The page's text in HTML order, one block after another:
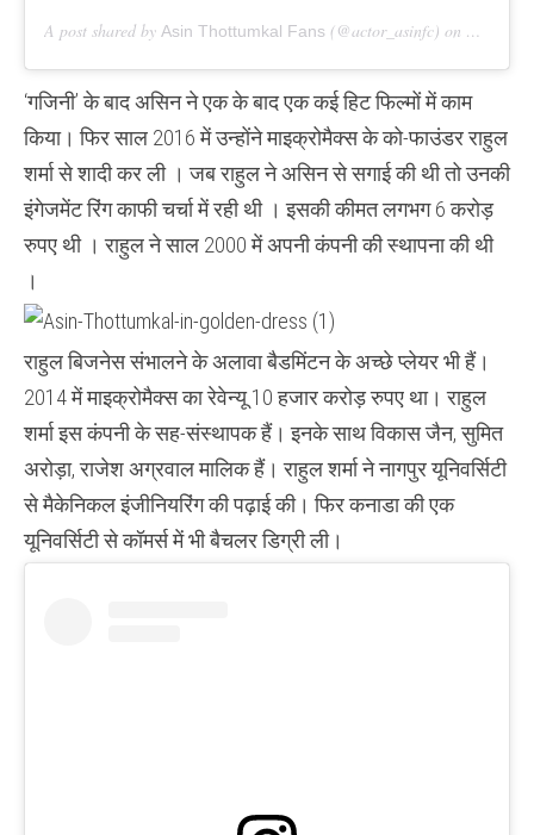
A post shared by Asin Thottumkal Fans (@actor_asinfc) on Feb 24,
‘गजिनी’ के बाद असिन ने एक के बाद एक कई हिट फिल्मों में काम
किया। फिर साल 2016 में उन्होंने माइक्रोमैक्स के को-फाउंडर राहुल
शर्मा से शादी कर ली । जब राहुल ने असिन से सगाई की थी तो उनकी
इंगेजमेंट रिंग काफी चर्चा में रही थी । इसकी कीमत लगभग 6 करोड़
रुपए थी । राहुल ने साल 2000 में अपनी कंपनी की स्थापना की थी
।
राहुल बिजनेस संभालने के अलावा बैडमिंटन के अच्छे प्लेयर भी हैं।
2014 में माइक्रोमैक्स का रेवेन्यू 10 हजार करोड़ रुपए था। राहुल
शर्मा इस कंपनी के सह-संस्थापक हैं। इनके साथ विकास जैन, सुमित
अरोड़ा, राजेश अग्रवाल मालिक हैं। राहुल शर्मा ने नागपुर यूनिवर्सिटी
से मैकेनिकल इंजीनियरिंग की पढ़ाई की। फिर कनाडा की एक
यूनिव‌र्सिटी से कॉमर्स में भी बैचलर डिग्री ली।